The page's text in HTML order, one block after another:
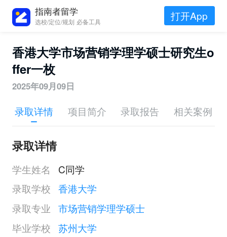
指南者留学
选校/定位/规划 必备工具 打开App
香港大学市场营销学理学硕士研究生o
ffer一枚
2025年09月09日
录取详情 项目简介 录取报告 相关案例
录取详情
学生姓名
C同学
录取学校 香港大学
录取专业 市场营销学理学硕士
毕业学校 苏州大学